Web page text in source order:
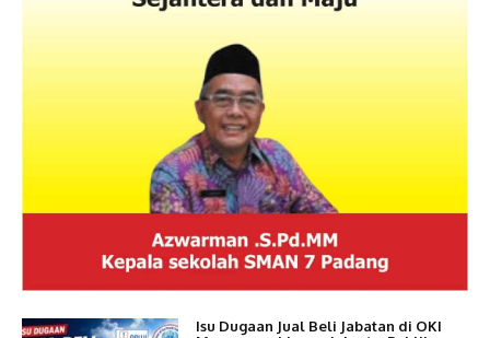
Isu Dugaan Jual Beli Jabatan di OKI